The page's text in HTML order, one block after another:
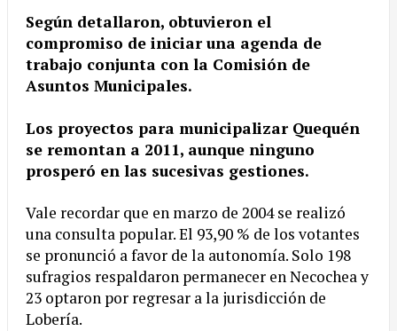
Según detallaron, obtuvieron el
compromiso de iniciar una agenda de
trabajo conjunta con la Comisión de
Asuntos Municipales.
Los proyectos para municipalizar Quequén
se remontan a 2011, aunque ninguno
prosperó en las sucesivas gestiones.
Vale recordar que en marzo de 2004 se realizó
una consulta popular. El 93,90 % de los votantes
se pronunció a favor de la autonomía. Solo 198
sufragios respaldaron permanecer en Necochea y
23 optaron por regresar a la jurisdicción de
Lobería.